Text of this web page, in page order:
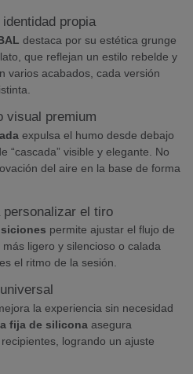
propia
destaca por su estética grunge
que reflejan un estilo rebelde y
varios acabados, cada versión
visual premium
expulsa el humo desde debajo
“cascada” visible y elegante. No
del aire en la base de forma
el tiro
permite ajustar el flujo de
ligero y silencioso o calada
el ritmo de la sesión.
la experiencia sin necesidad
fija de silicona asegura
logrando un ajuste